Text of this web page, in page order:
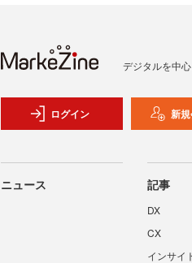
デジタルを中
ログイン 新
ニュース 記事
DX
CX
インサイ